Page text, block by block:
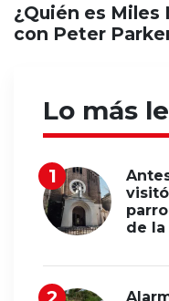
¿Quién es Miles
con Peter
Lo más
de la